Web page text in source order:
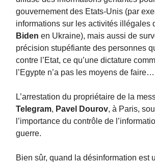
gouvernement des Etats-Unis (par
informations sur les activités illégales
Biden en Ukraine), mais aussi de
précision stupéfiante des personnes
contre l’Etat, ce qu’une dictature
l’Egypte n’a pas les moyens de faire…
L’arrestation du propriétaire de la
Telegram, Pavel Dourov, à Paris,
l’importance du contrôle de
guerre.
Bien sûr, quand la désinformation est